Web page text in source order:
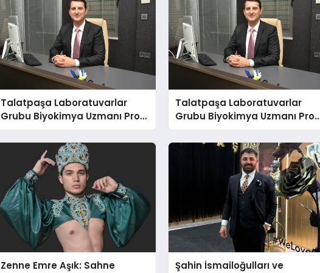
Talatpaşa Laboratuvarlar
Grubu Biyokimya Uzmanı Prof.
Dr. Ahmet Var
Talatpaşa Laboratuvarlar
Grubu Biyokimya Uzmanı
Dr. Ahmet Var
Zenne Emre Aşık: Sahne
Şahin İsmailoğulları ve